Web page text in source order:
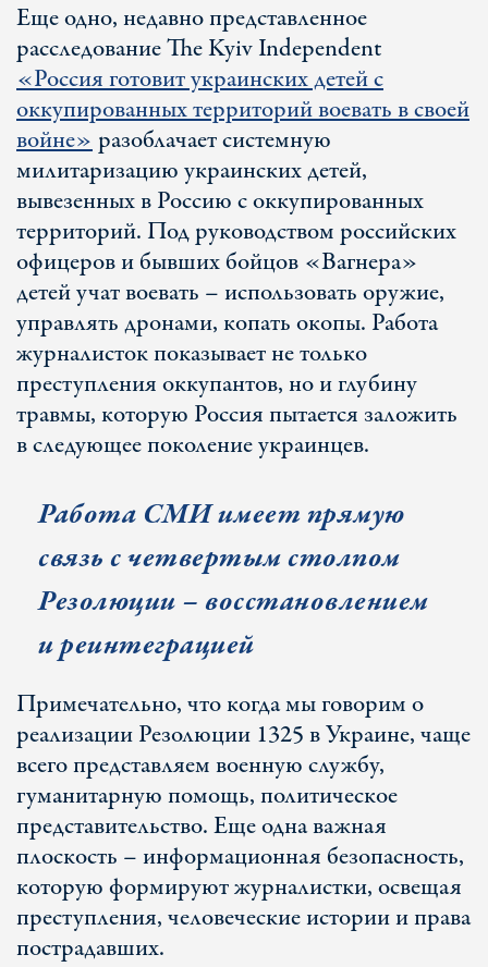
Еще одно, недавно представленное
расследование The Kyiv Independent
«Россия готовит украинских детей с
оккупированных территорий воевать в своей
войне»разоблачает системную
милитаризацию украинских детей,
вывезенных в Россию с оккупированных
территорий. Под руководством российских
офицеров и бывших бойцов «Вагнера»
детей учат воевать – использовать оружие,
управлять дронами, копать окопы. Работа
журналисток показывает не только
преступления оккупантов, но и глубину
травмы, которую Россия пытается заложить
в следующее поколение украинцев.
Работа СМИ имеет прямую
связь с четвертым столпом
Резолюции – восстановлением
и реинтеграцией
Примечательно, что когда мы говорим о
реализации Резолюции 1325 в Украине, чаще
всего представляем военную службу,
гуманитарную помощь, политическое
представительство. Еще одна важная
плоскость – информационная безопасность,
которую формируют журналистки, освещая
преступления, человеческие истории и права
пострадавших.